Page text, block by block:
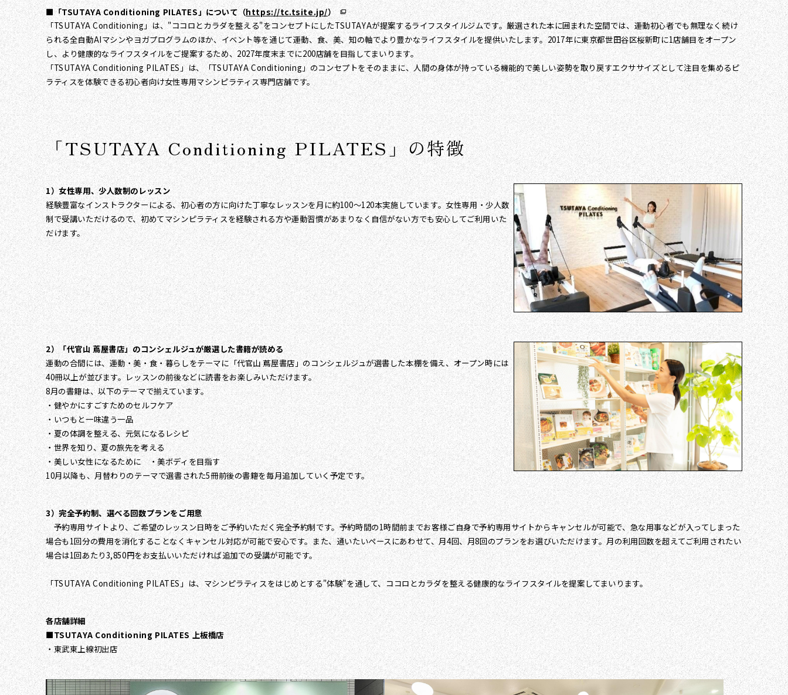
■「TSUTAYA Conditioning PILATES」について（https://tc.tsite.jp/）
「TSUTAYA Conditioning」は、"ココロとカラダを整える"をコンセプトにしたTSUTAYAが提案するライフスタイルジムです。厳選された本に囲まれた空間では、運動初心者でも無理なく続け
られる全自動AIマシンやヨガプログラムのほか、イベント等を通じて運動、食、美、知の軸でより豊かなライフスタイルを提供いたします。2017年に東京都世田谷区桜新町に1店舗目をオープン
し、より健康的なライフスタイルをご提案するため、2027年度末までに200店舗を目指してまいります。
「TSUTAYA Conditioning PILATES」は、「TSUTAYA Conditioning」のコンセプトをそのままに、人間の身体が持っている機能的で美しい姿勢を取り戻すエクササイズとして注目を集めるピ
ラティスを体験できる初心者向け女性専用マシンピラティス専門店舗です。
「TSUTAYA Conditioning PILATES」の特徴
1）女性専用、少人数制のレッスン
経験豊富なインストラクターによる、初心者の方に向けた丁寧なレッスンを月に約100～120本実施しています。女性専用・少人数
制で受講いただけるので、初めてマシンピラティスを経験される方や運動習慣があまりなく自信がない方でも安心してご利用いた
だけます。
2）「代官山 蔦屋書店」のコンシェルジュが厳選した書籍が読める
運動の合間には、運動・美・食・暮らしをテーマに「代官山 蔦屋書店」のコンシェルジュが選書した本棚を備え、オープン時には
40冊以上が並びます。レッスンの前後などに読書をお楽しみいただけます。
8月の書籍は、以下のテーマで揃えています。
・健やかにすごすためのセルフケア
・いつもと一味違う一品
・夏の体調を整える、元気になるレシピ
・世界を知り、夏の旅先を考える
・美しい女性になるために ・美ボディを目指す
10月以降も、月替わりのテーマで選書された5冊前後の書籍を毎月追加していく予定です。
3）完全予約制、選べる回数プランをご用意
予約専用サイトより、ご希望のレッスン日時をご予約いただく完全予約制です。予約時間の1時間前までお客様ご自身で予約専用サイトからキャンセルが可能で、急な用事などが入ってしまった
場合も1回分の費用を消化することなくキャンセル対応が可能で安心です。また、通いたいペースにあわせて、月4回、月8回のプランをお選びいただけます。月の利用回数を超えてご利用されたい
場合は1回あたり3,850円をお支払いいただければ追加での受講が可能です。
「TSUTAYA Conditioning PILATES」は、マシンピラティスをはじめとする"体験"を通して、ココロとカラダを整える健康的なライフスタイルを提案してまいります。
各店舗詳細
■TSUTAYA Conditioning PILATES 上板橋店
・東武東上線初出店